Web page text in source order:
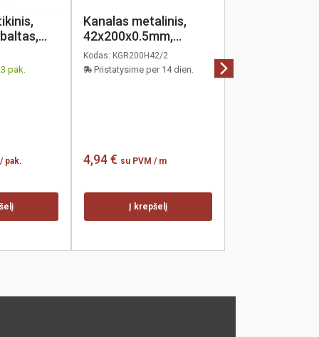
pak.
/ pak.
Kanalas metalinis,
42x200x0.5mm,
perforuotas, šalto
cinkavimo, Baks, 2m
Kodas: KGR200H42/2
Pristatysime per 14 dien.
4,94 € su PVM / m
Į krepšelį